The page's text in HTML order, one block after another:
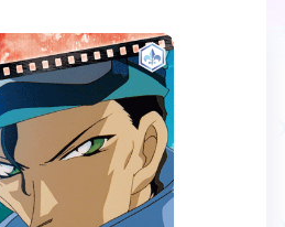
商品情報
Card List
カードリスト
Deck Recipe
デッキレシピ